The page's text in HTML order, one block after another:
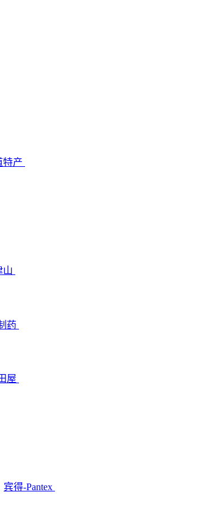
特产
山
药
屋
宾得-Pantex